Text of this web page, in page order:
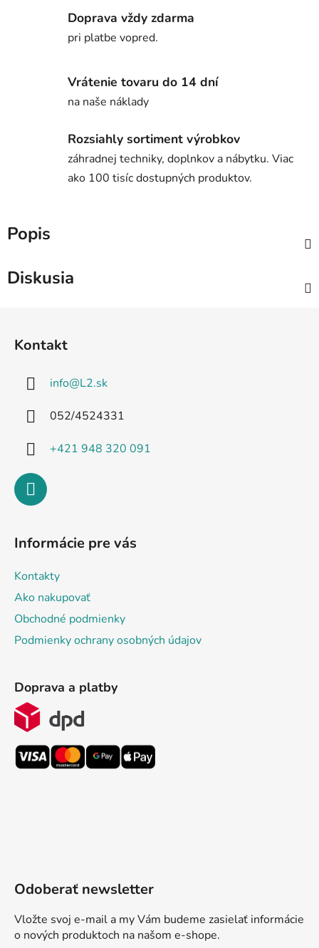
Doprava vždy zdarma
pri platbe vopred.
Vrátenie tovaru do 14 dní
na naše náklady
Rozsiahly sortiment výrobkov
záhradnej techniky, doplnkov a nábytku. Viac
ako 100 tisíc dostupných produktov.
Popis
Diskusia
Kontakt
info@L2.sk
052/4524331
+421 948 320 091
Informácie pre vás
Kontakty
Ako nakupovať
Obchodné podmienky
Podmienky ochrany osobných údajov
Doprava a platby
Odoberať newsletter
Vložte svoj e-mail a my Vám budeme zasielať informácie
o nových produktoch na našom e-shope.